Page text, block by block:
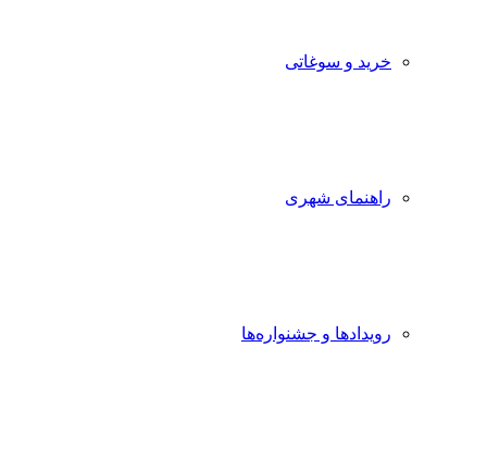
خرید و سوغاتی
راهنمای شهری
رویدادها و جشنواره‌ها